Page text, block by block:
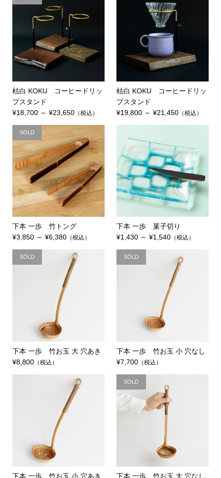
枯白 KOKU コーヒードリッ
プスタンド
¥18,700 ～ ¥23,650（税込）
枯白 KOKU コーヒードリッ
プスタンド
¥19,800 ～ ¥21,450 （税込）
SOLD
下本 一歩 竹トング
¥3,850 ～ ¥6,380（税込）
下本 一歩 菓子切り
¥1,430 ～ ¥1,540 （税込）
SOLD
下本 一歩 竹お玉 大 穴あき
¥8,800（税込）
SOLD
下本 一歩 竹お玉 小 穴なし
¥7,700 （税込）
下本 一歩 竹お玉 小 穴あき
SOLD
下本 一歩 竹お玉 大 穴なし